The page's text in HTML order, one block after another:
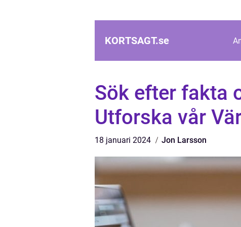
KORTSAGT.se
Sök efter fakta
Utforska vår
18 januari 2024 Jon Larsson